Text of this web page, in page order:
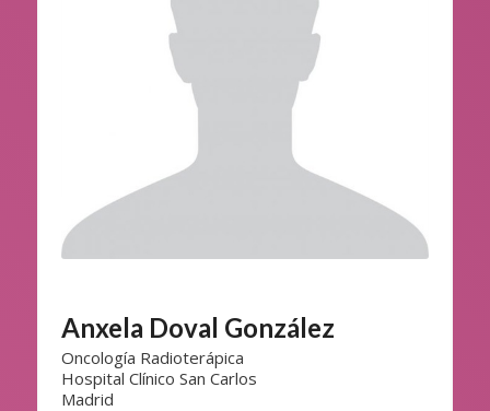
Anxela Doval González
Oncología Radioterápica
Hospital Clínico San Carlos
Madrid